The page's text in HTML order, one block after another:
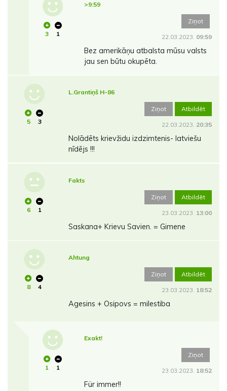
3 1
>9:59
Ziņot
22.03.2023. 09:59
Bez amerikāņu atbalsta mūsu valsts
jau sen būtu okupēta.
5 3
L.Grantiņš H-86
Ziņot Atbildēt
22.03.2023. 20:35
Nolādēts krievžidu izdzimtenis- latviešu
nīdējs !!!
6 1
Fakts
Ziņot Atbildēt
23.03.2023. 13:00
Saskana+ Krievu Savien. = Gimene
8 4
Ahtung
Ziņot Atbildēt
23.03.2023. 18:52
Agesins + Osipovs = milestiba
1 1
Exakt!
Ziņot
23.03.2023. 18:52
Für immer!!